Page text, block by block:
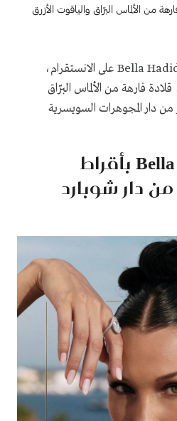
في أحدث إطلالات بيلا حديد Bella Hadid على الانستقرام،
قلادة فارهة من الألماس البرّاق
من دار المجوهرات السويسرية
بيلا حديد Bella Hadid بأقراط
دار شوبارد